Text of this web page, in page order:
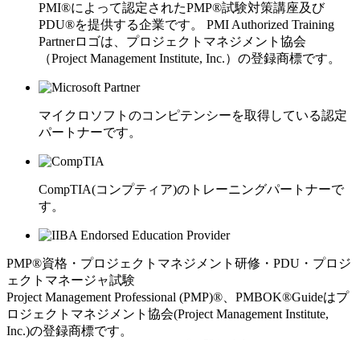
PMI®によって認定されたPMP®試験対策講座及び
PDU®を提供する企業です。 PMI Authorized Training
Partnerロゴは、プロジェクトマネジメント協会
（Project Management Institute, Inc.）の登録商標です。
マイクロソフトのコンピテンシーを取得している認定
パートナーです。
CompTIA(コンプティア)のトレーニングパートナーで
す。
PMP®資格・プロジェクトマネジメント研修・PDU・プロジ
ェクトマネージャ試験
Project Management Professional (PMP)®、PMBOK®Guideはプ
ロジェクトマネジメント協会(Project Management Institute,
Inc.)の登録商標です。